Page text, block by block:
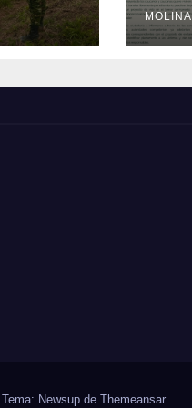
al
MOLINA
Tema: Newsup de Themeansar